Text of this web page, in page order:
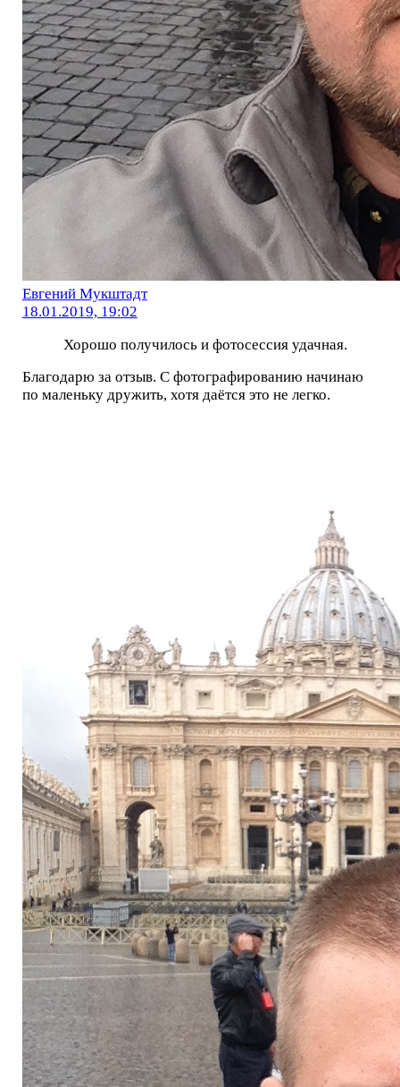
Евгений Мукштадт
18.01.2019, 19:02
Хорошо получилось и фотосессия удачная.
Благодарю за отзыв. С фотографированию начинаю
по маленьку дружить, хотя даётся это не легко.